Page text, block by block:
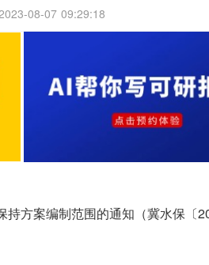
08-07 09:29:18
方案编制范围的通知（冀水保〔